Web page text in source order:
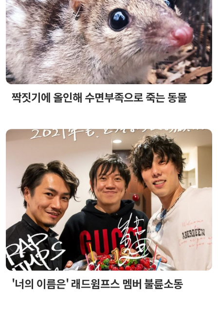
짝짓기에 올인해 수면부족으로 죽는 동물
'너의 이름은' 래드윔프스 멤버 불륜소동